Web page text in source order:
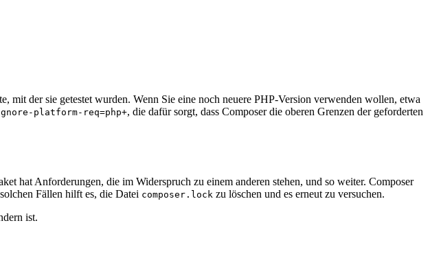
mit der sie getestet wurden. Wenn Sie eine noch neuere PHP-Version verwenden wollen, etwa
platform-req=php+, die dafür sorgt, dass Composer die oberen Grenzen der geforderten
hat Anforderungen, die im Widerspruch zu einem anderen stehen, und so weiter. Composer
Fällen hilft es, die Datei composer.lock zu löschen und es erneut zu versuchen.
ist.